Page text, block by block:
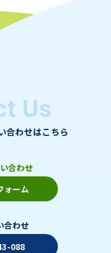
Us
合わせはこちら
合わせ
ォーム
合わせ
088